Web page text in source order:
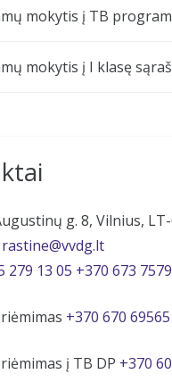
mokytis į TB
mokytis į I klasę
g. 8, Vilnius,
rastine@vvdg.lt
279 13 05 +370 673
+370 670 69565
į TB DP +370